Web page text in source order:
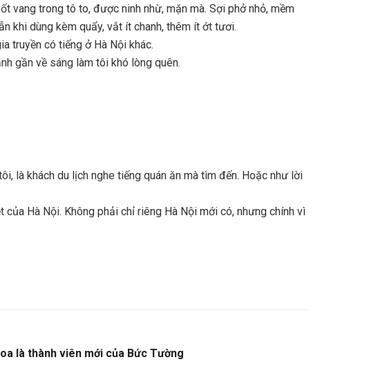
vang trong tô to, được ninh nhừ, mặn mà. Sợi phở nhỏ, mềm
khi dùng kèm quẩy, vắt ít chanh, thêm ít ớt tươi.
truyền có tiếng ở Hà Nội khác.
gần về sáng làm tôi khó lòng quên.
là khách du lịch nghe tiếng quán ăn mà tìm đến. Hoặc như lời
của Hà Nội. Không phải chỉ riêng Hà Nội mới có, nhưng chính vì
là thành viên mới của Bức Tường